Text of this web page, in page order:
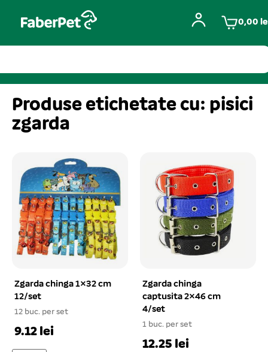
0,00
Produse etichetate cu: pisici
zgarda
Zgarda chinga 1×32 cm
12/set
12 buc. per set
9.12 lei
Zgarda chinga
captusita 2×46 cm
4/set
1 buc. per set
12.25 lei